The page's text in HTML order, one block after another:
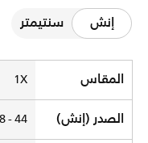
إنش سنتيمتر
Plus Size
المقاس 1X
الصدر (إنش) 44 - 48